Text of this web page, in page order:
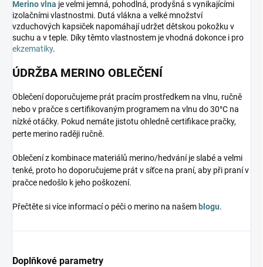
Merino vlna je velmi jemná, pohodlná, prodyšná s vynikajícími
izolačními vlastnostmi. Dutá vlákna a velké množství
vzduchových kapsiček napomáhají udržet dětskou pokožku v
suchu a v teple. Díky těmto vlastnostem je vhodná dokonce i pro
ekzematiky.
ÚDRŽBA MERINO OBLEČENÍ
Oblečení doporučujeme prát pracím prostředkem na vlnu, ručně
nebo v pračce s certifikovaným programem na vlnu do 30°C na
nízké otáčky. Pokud nemáte jistotu ohledně certifikace pračky,
perte merino raději ručně.
Oblečení z kombinace materiálů merino/hedvání je slabé a velmi
tenké, proto ho doporučujeme prát v síťce na praní, aby při praní v
pračce nedošlo k jeho poškození.
Přečtěte si více informací o péči o merino na našemblogu.
Doplňkové parametry